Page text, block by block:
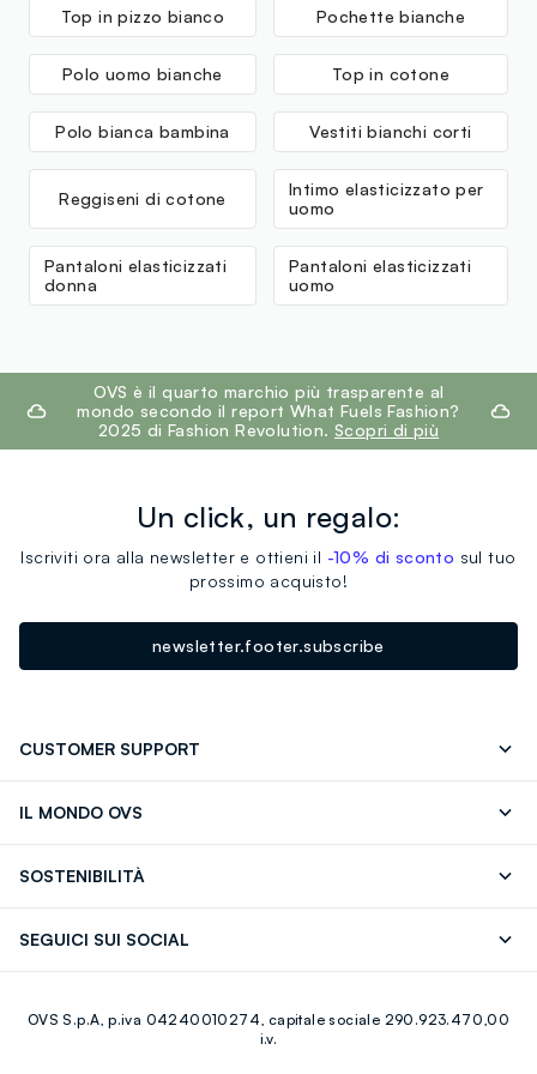
Fornitore di prodotto finito
Top in pizzo bianco Pochette bianche
Polo uomo bianche Top in cotone
Polo bianca bambina Vestiti bianchi corti
Reggiseni di cotone
Intimo elasticizzato per
uomo
Pantaloni elasticizzati
donna
Pantaloni elasticizzati
uomo
footer.ariatitleOVS è il quarto marchio più trasparente al
mondo secondo il report What Fuels Fashion?
2025 di Fashion Revolution. Scopri di più
Un click, un regalo:
Iscriviti ora alla newsletter e ottieni il -10% di sconto sul tuo
prossimo acquisto!
newsletter.footer.subscribe
CUSTOMER SUPPORT
IL MONDO OVS
Giftcard
SOSTENIBILITÀ
SEGUICI SUI SOCIAL
Youtube Linkedin
OVS S.p.A, p.iva 04240010274, capitale sociale 290.923.470,00
i.v.